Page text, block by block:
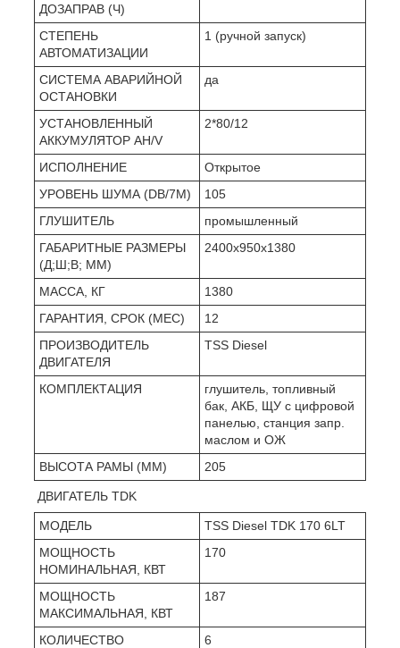
ДОЗАПРАВ (Ч)
СТЕПЕНЬ
АВТОМАТИЗАЦИИ
1 (ручной запуск)
СИСТЕМА АВАРИЙНОЙ
ОСТАНОВКИ
да
УСТАНОВЛЕННЫЙ
АККУМУЛЯТОР AH/V
2*80/12
ИСПОЛНЕНИЕ
Открытое
УРОВЕНЬ ШУМА (DB/7М)
105
ГЛУШИТЕЛЬ
промышленный
ГАБАРИТНЫЕ РАЗМЕРЫ
(Д;Ш;В; ММ)
2400x950x1380
МАССА, КГ
1380
ГАРАНТИЯ, СРОК (МЕС)
12
ПРОИЗВОДИТЕЛЬ
ДВИГАТЕЛЯ
TSS Diesel
КОМПЛЕКТАЦИЯ
глушитель, топливный
бак, АКБ, ЩУ с цифровой
панелью, станция запр.
маслом и ОЖ
ВЫСОТА РАМЫ (ММ)
205
ДВИГАТЕЛЬ TDK
МОДЕЛЬ
TSS Diesel TDK 170 6LT
МОЩНОСТЬ
НОМИНАЛЬНАЯ, КВТ
170
МОЩНОСТЬ
МАКСИМАЛЬНАЯ, КВТ
187
КОЛИЧЕСТВО
6